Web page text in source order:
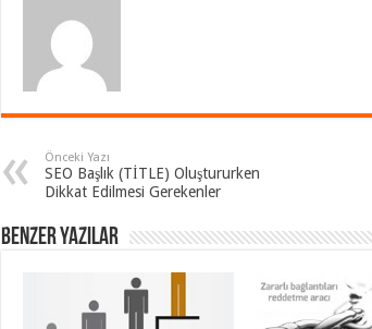
Önceki Yazı
SEO Başlık (TİTLE) Oluştururken
Dikkat Edilmesi Gerekenler
Benzer Yazılar